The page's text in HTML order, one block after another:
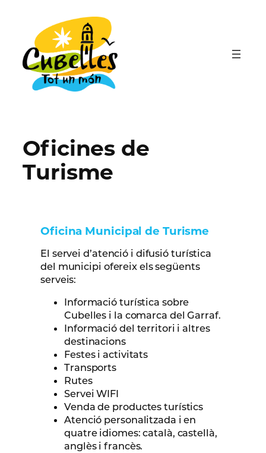
contingut
Oficines de
Turisme
Oficina Municipal de Turisme
El servei d’atenció i difusió turística
del municipi ofereix els següents
serveis:
Informació turística sobre
Cubelles i la comarca del Garraf.
Informació del territori i altres
destinacions
Festes i activitats
Transports
Rutes
Servei WIFI
Venda de productes turístics
Atenció personalitzada i en
quatre idiomes: català, castellà,
anglès i francès.